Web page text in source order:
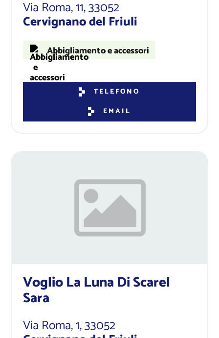
Via Roma, 11, 33052
Cervignano del Friuli
Abbigliamento e accessori
TELEFONO
EMAIL
Voglio La Luna Di Scarel
Sara
Via Roma, 1, 33052